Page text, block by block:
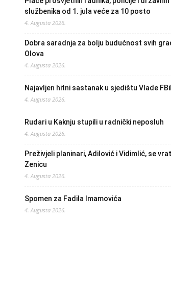
službenika od 1. jula veće za 10 posto
4. Augusta 2026.
Dobra saradnja za bolju budućnost svih
Olova
4. Augusta 2026.
Najavljen hitni sastanak u sjedištu Vlade
4. Augusta 2026.
Rudari u Kaknju stupili u radnički neposluh
4. Augusta 2026.
Preživjeli planinari, Adilović i Vidimlić, se
Zenicu
4. Augusta 2026.
Spomen za Fadila Imamovića
4. Augusta 2026.